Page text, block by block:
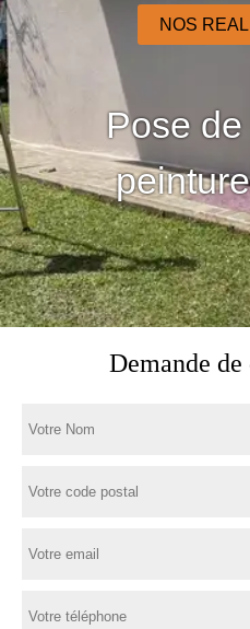
NOS
Pose
Demande